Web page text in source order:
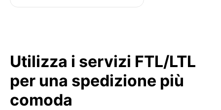
Utilizza i servizi FTL/LTL
per una spedizione più
comoda